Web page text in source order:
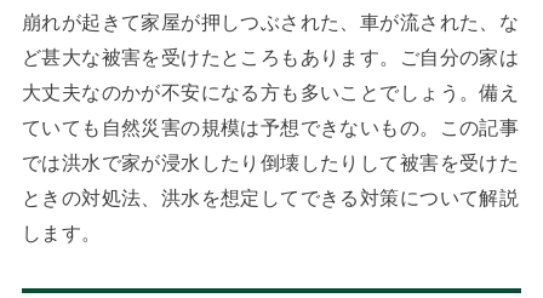
崩れが起きて家屋が押しつぶされた、車が流された、な
ど甚大な被害を受けたところもあります。ご自分の家は
大丈夫なのかが不安になる方も多いことでしょう。備え
ていても自然災害の規模は予想できないもの。この記事
では洪水で家が浸水したり倒壊したりして被害を受けた
ときの対処法、洪水を想定してできる対策について解説
します。